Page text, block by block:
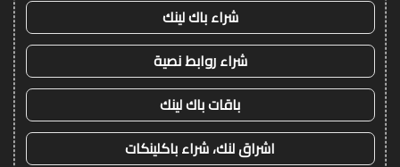
شراء باك لينك
شراء روابط نصية
باقات باك لينك
اشراق لنك، شراء باكلينكات